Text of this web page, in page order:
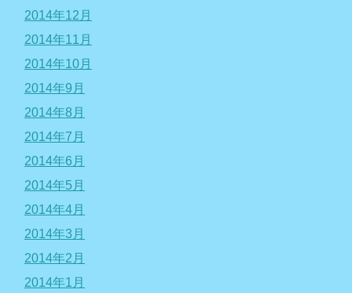
2014年12月
2014年11月
2014年10月
2014年9月
2014年8月
2014年7月
2014年6月
2014年5月
2014年4月
2014年3月
2014年2月
2014年1月